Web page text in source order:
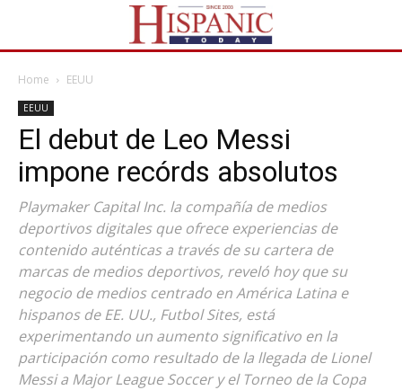
Home EEUU
EEUU
El debut de Leo Messi
impone recórds absolutos
Playmaker Capital Inc. la compañía de medios
deportivos digitales que ofrece experiencias de
contenido auténticas a través de su cartera de
marcas de medios deportivos, reveló hoy que su
negocio de medios centrado en América Latina e
hispanos de EE. UU., Futbol Sites, está
experimentando un aumento significativo en la
participación como resultado de la llegada de Lionel
Messi a Major League Soccer y el Torneo de la Copa